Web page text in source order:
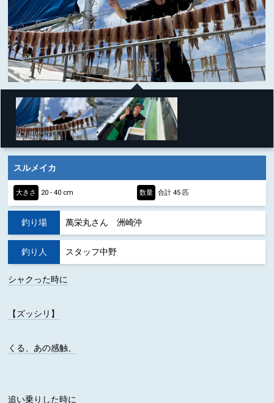
スルメイカ
大きさ 20 - 40 cm 数量 合計 45 匹
釣り場 萬栄丸さん 洲崎沖
釣り人 スタッフ中野
シャクった時に
【ズッシリ】
くる、あの感触、
追い乗りした時に